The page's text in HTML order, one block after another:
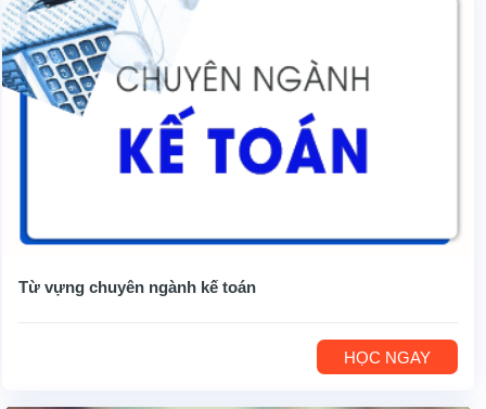
Từ vựng chuyên ngành kế toán
HỌC NGAY